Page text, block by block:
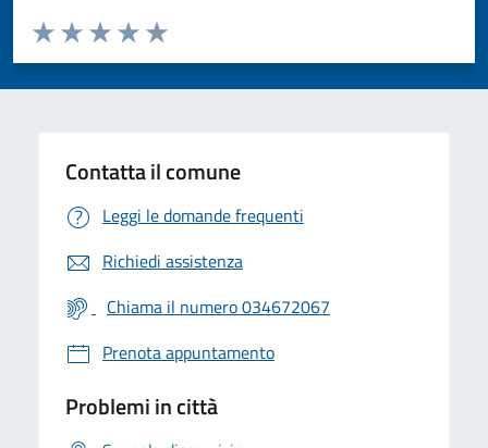
Valuta da 1 a 5 stelle la pagina
Valuta 5 stelle su 5
Valuta 4 stelle su 5
Valuta 3 stelle su 5
Valuta 2 stelle su 5
Valuta 1 stelle su 5
Contatta il comune
Leggi le domande frequenti
Richiedi assistenza
Chiama il numero 034672067
Prenota appuntamento
Problemi in città